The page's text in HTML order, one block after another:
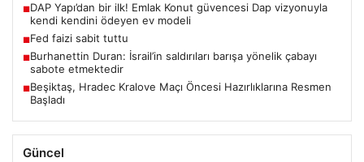
■DAP Yapı’dan bir ilk! Emlak Konut güvencesi Dap vizyonuyla
kendi kendini ödeyen ev modeli
■Fed faizi sabit tuttu
■Burhanettin Duran: İsrail’in saldırıları barışa yönelik çabayı
sabote etmektedir
■Beşiktaş, Hradec Kralove Maçı Öncesi Hazırlıklarına Resmen
Başladı
Güncel